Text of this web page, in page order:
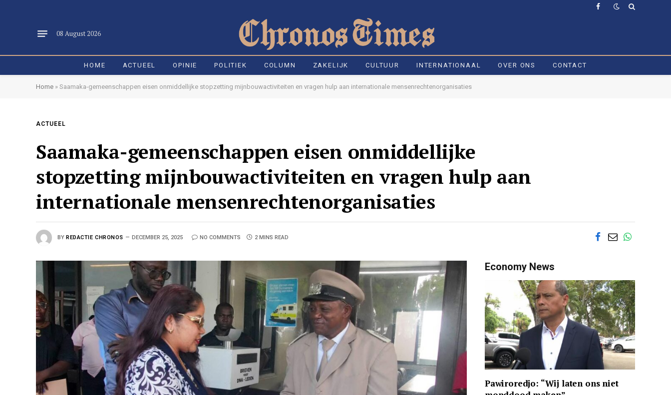
Facebook
08 August 2026
HOME ACTUEEL OPINIE POLITIEK COLUMN ZAKELIJK CULTUUR INTERNATIONAAL OVER ONS CONTACT
Home » Saamaka-gemeenschappen eisen onmiddellijke stopzetting mijnbouwactiviteiten en vragen hulp aan internationale mensenrechtenorganisaties
ACTUEEL
Saamaka-gemeenschappen eisen onmiddellijke
stopzetting mijnbouwactiviteiten en vragen hulp aan
internationale mensenrechtenorganisaties
BY REDACTIE CHRONOS DECEMBER 25, 2025 NO COMMENTS 2 MINS READ
Economy News
Pawiroredjo: “Wij laten ons niet